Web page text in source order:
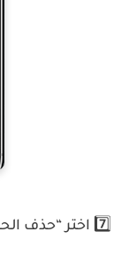
7️⃣ اختر “حذف الحساب نهائيًا”